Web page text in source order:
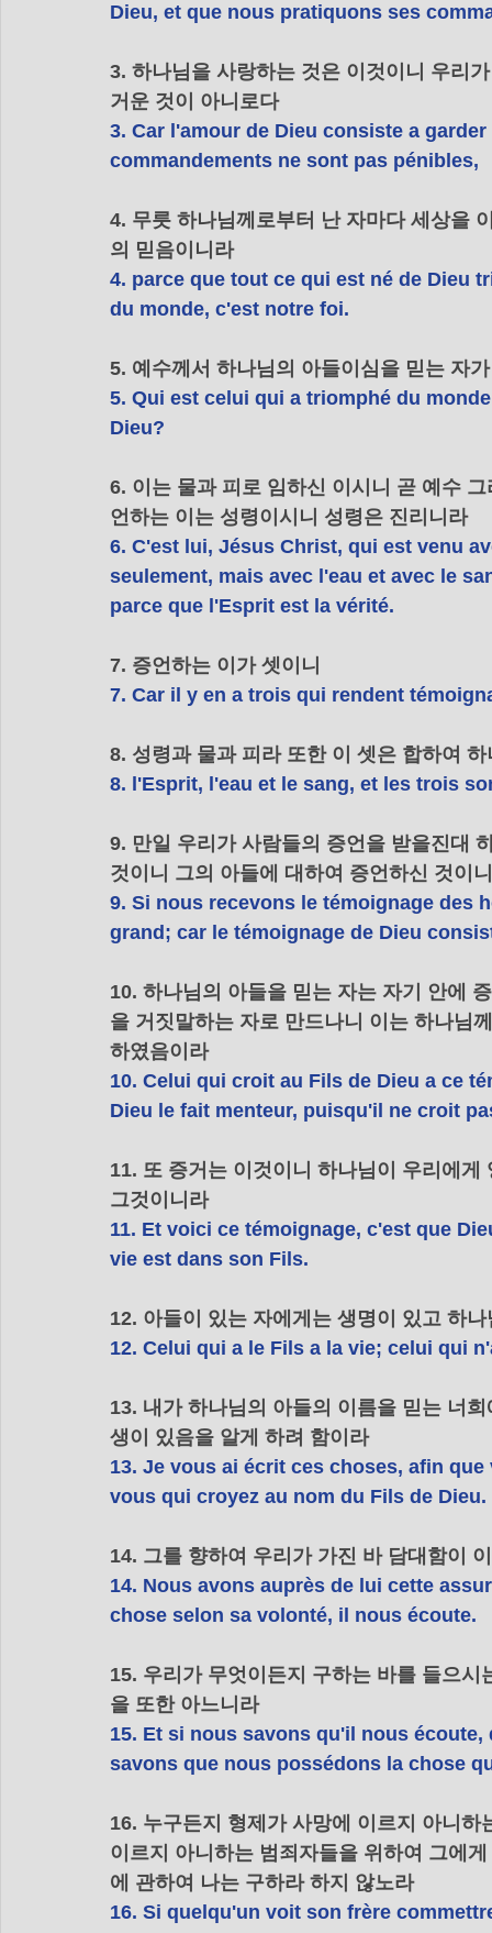
Dieu, et que nous pratiquons ses
3. 하나님을 사랑하는 것은 이것이니 우리
거운 것이 아니로다
3. Car l'amour de Dieu consiste a
commandements ne sont pas pénibles,
4. 무릇 하나님께로부터 난 자마다 세상을
의 믿음이니라
4. parce que tout ce qui est né de Dieu
du monde, c'est notre foi.
5. 예수께서 하나님의 아들이심을 믿는 자
5. Qui est celui qui a triomphé du
Dieu?
6. 이는 물과 피로 임하신 이시니 곧 예수
언하는 이는 성령이시니 성령은 진리니라
6. C'est lui, Jésus Christ, qui est venu
seulement, mais avec l'eau et avec le
parce que l'Esprit est la vérité.
7. 증언하는 이가 셋이니
7. Car il y en a trois qui rendent
8. 성령과 물과 피라 또한 이 셋은 합하여 하
8. l'Esprit, l'eau et le sang, et les trois
9. 만일 우리가 사람들의 증언을 받을진대
것이니 그의 아들에 대하여 증언하신 것이
9. Si nous recevons le témoignage des
grand; car le témoignage de Dieu
10. 하나님의 아들을 믿는 자는 자기 안에
을 거짓말하는 자로 만드나니 이는 하나님
하였음이라
10. Celui qui croit au Fils de Dieu a ce
Dieu le fait menteur, puisqu'il ne croit
11. 또 증거는 이것이니 하나님이 우리에
그것이니라
11. Et voici ce témoignage, c'est que
vie est dans son Fils.
12. 아들이 있는 자에게는 생명이 있고 하
12. Celui qui a le Fils a la vie; celui qui
13. 내가 하나님의 아들의 이름을 믿는 너
생이 있음을 알게 하려 함이라
13. Je vous ai écrit ces choses, afin
vous qui croyez au nom du Fils de Dieu.
14. 그를 향하여 우리가 가진 바 담대함이
14. Nous avons auprès de lui cette
chose selon sa volonté, il nous écoute.
15. 우리가 무엇이든지 구하는 바를 들으
을 또한 아느니라
15. Et si nous savons qu'il nous
savons que nous possédons la chose
16. 누구든지 형제가 사망에 이르지 아니
이르지 아니하는 범죄자들을 위하여 그에
에 관하여 나는 구하라 하지 않노라
16. Si quelqu'un voit son frère